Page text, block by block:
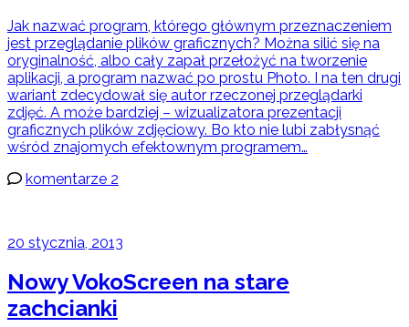
Jak nazwać program, którego głównym przeznaczeniem
jest przeglądanie plików graficznych? Można silić się na
oryginalność, albo cały zapał przełożyć na tworzenie
aplikacji, a program nazwać po prostu Photo. I na ten drugi
wariant zdecydował się autor rzeczonej przeglądarki
zdjęć. A może bardziej – wizualizatora prezentacji
graficznych plików zdjęciowy. Bo kto nie lubi zabłysnąć
wśród znajomych efektownym programem…
komentarze 2
20 stycznia, 2013
Nowy VokoScreen na stare
zachcianki